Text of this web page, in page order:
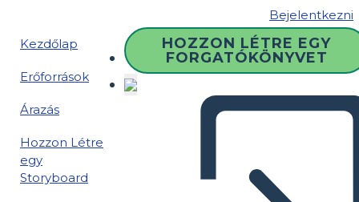
Bejelentkezni
Kezdőlap
Erőforrások
Árazás
Hozzon Létre
egy
Storyboard
HOZZON LÉTRE EGY
FORGATÓKÖNYVET